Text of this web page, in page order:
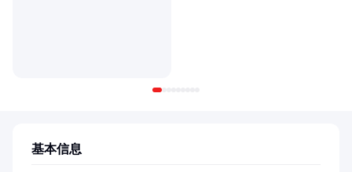
基本信息